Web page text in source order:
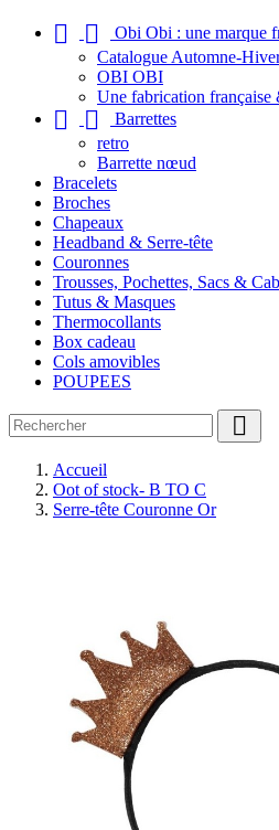
 
Obi Obi : une marque
Catalogue Automne-
OBI OBI
Une fabrication française
 
Barrettes
retro
Barrette nœud
Bracelets
Broches
Chapeaux
Headband & Serre-tête
Couronnes
Trousses, Pochettes, Sacs &
Tutus & Masques
Thermocollants
Box cadeau
Cols amovibles
POUPEES

Accueil
Oot of stock- B TO C
Serre-tête Couronne Or